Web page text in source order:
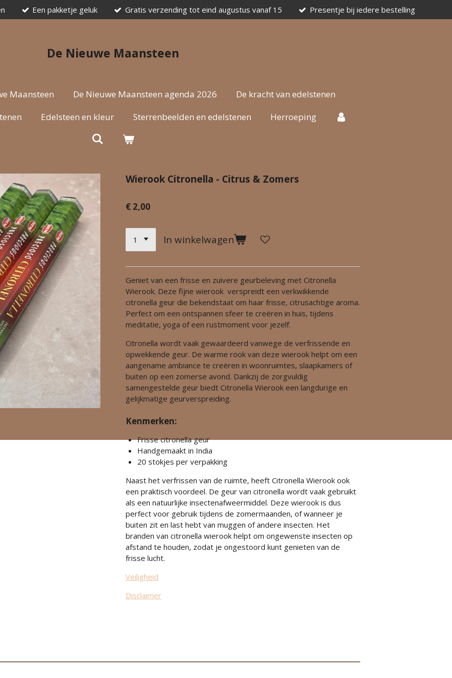
Een pakketje geluk Gratis verzending tot eind augustus vanaf 15 Presentje bij iedere bestelling
De Nieuwe Maansteen
Maansteen De Nieuwe Maansteen agenda 2026
De kracht van edelstenen
Edelsteen en kleur Sterrenbeelden en edelstenen Herroeping
Wierook Citronella - Citrus & Zomers
€ 2,00
In winkelwagen
Geniet van een frisse en zuivere geurbeleving met Citronella
Wierook. Deze fijne wierook verspreidt een verkwikkende
citronella geur die bekendstaat om haar frisse, citrusachtige aroma.
Perfect om een ontspannen sfeer te creëren in huis, tijdens
meditatie, yoga of een rustmoment voor jezelf.
Citronella wordt vaak gewaardeerd vanwege de verfrissende en
opwekkende geur. De warme rook van deze wierook helpt om een
aangename ambiance te creëren in woonruimtes, slaapkamers of
buiten op een zomerse avond. Dankzij de zorgvuldig
samengestelde geur biedt Citronella Wierook een langdurige en
gelijkmatige geurverspreiding.
Kenmerken:
Frisse citronella geur
Handgemaakt in India
20 stokjes per verpakking
Naast het verfrissen van de ruimte, heeft Citronella Wierook ook
een praktisch voordeel. De geur van citronella wordt vaak gebruikt
als een natuurlijke insectenafweermiddel. Deze wierook is dus
perfect voor gebruik tijdens de zomermaanden, of wanneer je
buiten zit en last hebt van muggen of andere insecten. Het
branden van citronella wierook helpt om ongewenste insecten op
afstand te houden, zodat je ongestoord kunt genieten van de
frisse lucht.
Veiligheid
Disclaimer